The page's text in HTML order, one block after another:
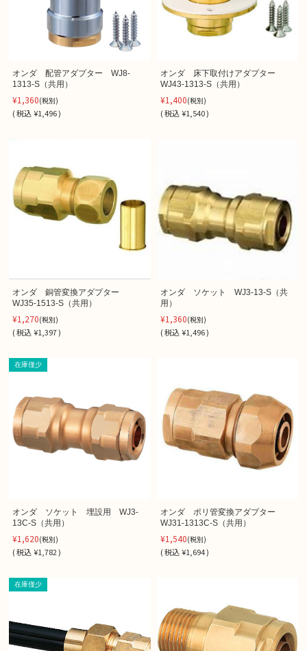
オンダ 配管アダプター WJ8-
1313-S（共用）
¥1,360(税別)
(税込¥1,496 )
オンダ 床下取付けアダプター
WJ43-1313-S（共用）
¥1,400(税別)
(税込 ¥1,540 )
オンダ 銅管変換アダプター
WJ35-1513-S（共用）
¥1,270(税別)
(税込¥1,397 )
オンダ ソケット WJ3-13-S（共
用）
¥1,360(税別)
(税込 ¥1,496 )
在庫僅少
オンダ ソケット 埋設用 WJ3-
13C-S（共用）
¥1,620(税別)
(税込¥1,782 )
オンダ ポリ管変換アダプター
WJ31-1313C-S（共用）
¥1,540(税別)
(税込 ¥1,694 )
在庫僅少